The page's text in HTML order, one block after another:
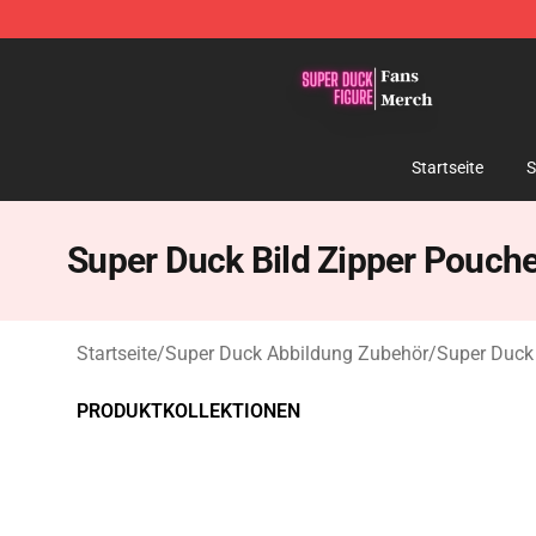
Startseite
Super Duck Bild Zipper
Startseite/Super Duck Abbildung Zubehör/Super
PRODUKTKOLLEKTIONEN